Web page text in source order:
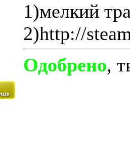
1)мелкий
2)http://
Одобрено,